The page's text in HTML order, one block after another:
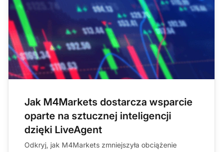
Jak M4Markets dostarcza wsparcie
oparte na sztucznej inteligencji
dzięki LiveAgent
Odkryj, jak M4Markets zmniejszyła obciążenie